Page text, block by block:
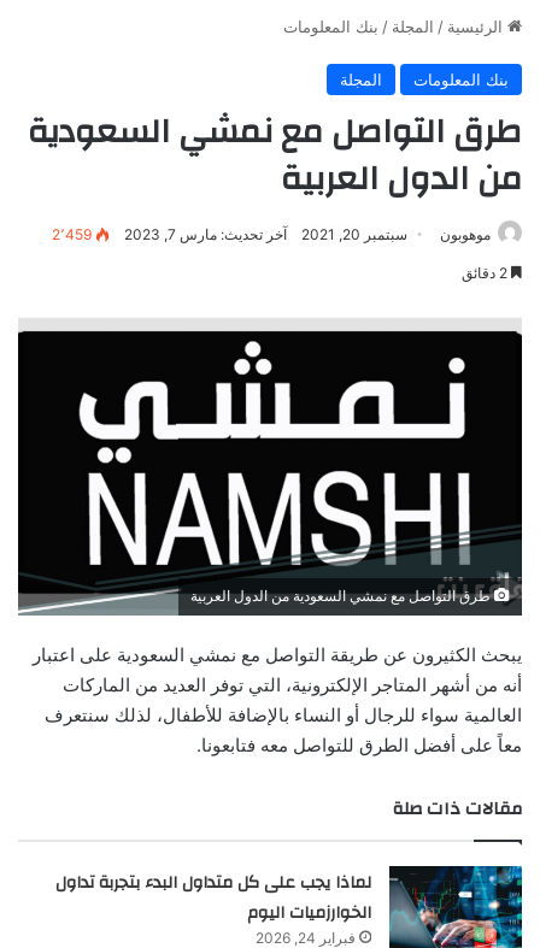
الرئيسية / المجلة / بنك المعلومات
بنك المعلومات المجلة
طرق التواصل مع نمشي السعودية
من الدول العربية
موهوبون سبتمبر 20, 2021 آخر تحديث: مارس 7, 2023 2٬459
طرق التواصل مع نمشي السعودية من الدول العربية
يبحث الكثيرون عن طريقة التواصل مع نمشي السعودية على اعتبار
أنه من أشهر المتاجر الإلكترونية، التي توفر العديد من الماركات
العالمية سواء للرجال أو النساء بالإضافة للأطفال، لذلك سنتعرف
معاً على أفضل الطرق للتواصل معه فتابعونا.
مقالات ذات صلة
لماذا يجب على كل متداول البدء بتجربة تداول
الخوارزميات اليوم
فبراير 24, 2026